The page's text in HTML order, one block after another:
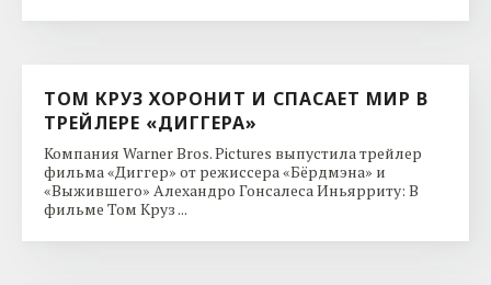
ТОМ КРУЗ ХОРОНИТ И СПАСАЕТ МИР В
ТРЕЙЛЕРЕ «ДИГГЕРА»
Компания Warner Bros. Pictures выпустила трейлер
фильма «Диггер» от режиссера «Бёрдмэна» и
«Выжившего» Алехандро Гонсалеса Иньярриту: В
фильме Том Круз ...